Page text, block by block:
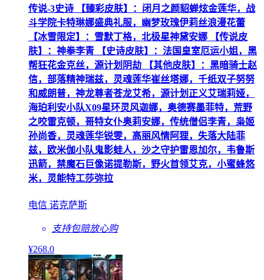
传说-3史诗 【臻彩皮肤】：闭月之颜貂蝉炫金莲华，战
斗学院卡特琳娜盛典礼服，幽梦玫瑰伊莉丝浪漫花蕾
【冰雪限定】：雪默丁格，北极星神黛安娜 【传说皮
肤】：神拳李青 【史诗皮肤】：法国皇室厄运小姐，黑
帮狂花金克丝，源计划阴劫 【其他皮肤】：黑暗骑士赵
信，部落精神瑞兹，灵魂莲华崔丝塔娜，千纸双子努努
和威朗普，神龙尊者苍龙艾希，源计划正义艾瑞莉娅，
海珀利安小队X09星环灵风迦娜，奥德赛墨菲特，荒野
之咬雷克顿，哥特女仆奥莉安娜，传统僧侣李青，枭姬
孙尚香，灵魂莲华锐雯，高丽风情阿狸，失落大陆菲
兹，欧米伽小队鬼影蛙人，沙之守护雷恩加尔，韦鲁斯
迅箭，禁魔石巨像诺提勒斯，野火首领艾克，小蜜蜂悠
米，灵能特工莎弥拉
电信 诺克萨斯
支持包赔放心购
¥268.0